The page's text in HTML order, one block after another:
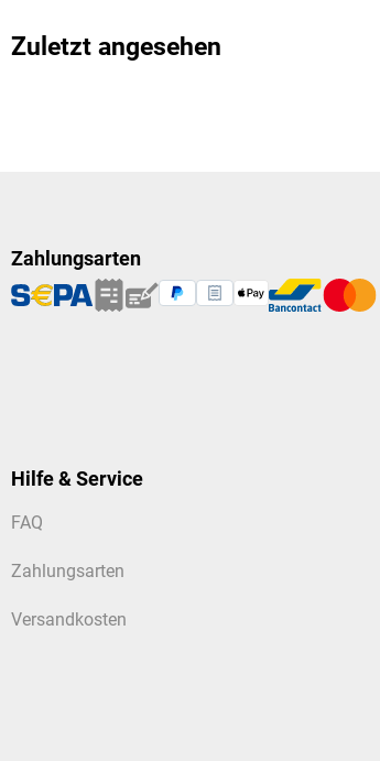
Zuletzt angesehen
Zahlungsarten
Hilfe & Service
FAQ
Zahlungsarten
Versandkosten